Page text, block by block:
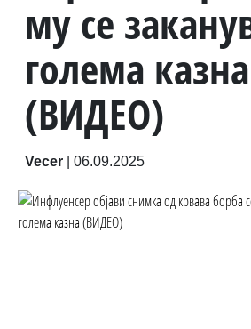
му се
голема казна
(ВИДЕО)
Vecer 06.09.2025